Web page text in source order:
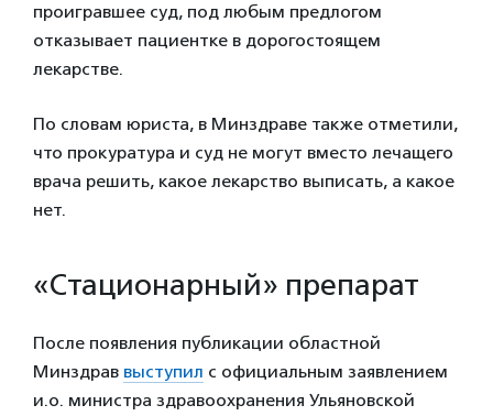
проигравшее суд, под любым предлогом
отказывает пациентке в дорогостоящем
лекарстве.
По словам юриста, в Минздраве также отметили,
что прокуратура и суд не могут вместо лечащего
врача решить, какое лекарство выписать, а какое
нет.
«Стационарный» препарат
После появления публикации областной
Минздрав выступил с официальным заявлением
и.о. министра здравоохранения Ульяновской